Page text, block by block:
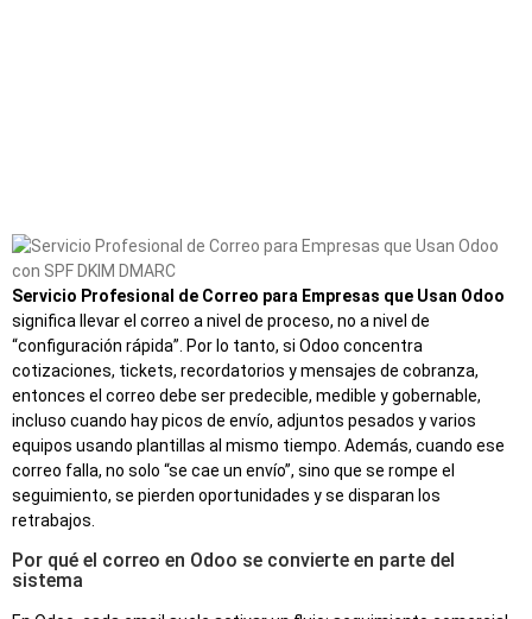
Servicio Profesional de Correo para Empresas que Usan Odoo
significa llevar el correo a nivel de proceso, no a nivel de
“configuración rápida”. Por lo tanto, si Odoo concentra
cotizaciones, tickets, recordatorios y mensajes de cobranza,
entonces el correo debe ser predecible, medible y gobernable,
incluso cuando hay picos de envío, adjuntos pesados y varios
equipos usando plantillas al mismo tiempo. Además, cuando ese
correo falla, no solo “se cae un envío”, sino que se rompe el
seguimiento, se pierden oportunidades y se disparan los
retrabajos.
Por qué el correo en Odoo se convierte en parte del
sistema